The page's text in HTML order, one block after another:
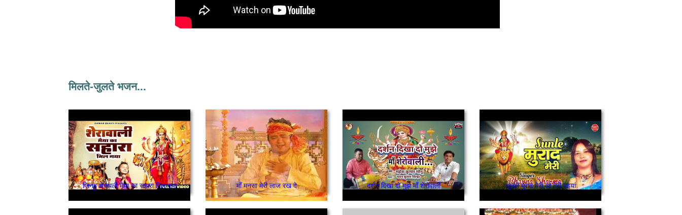
मिलते-जुलते भजन...
जिनहु शेरवाली मैया का सहारा मिल गया माँ मनसा मेरी लाज रख दे दर्शन दिखा दो मुझे माँ शेरोंवाली सुनले मुराद मेरी ओ मेरी मइयां